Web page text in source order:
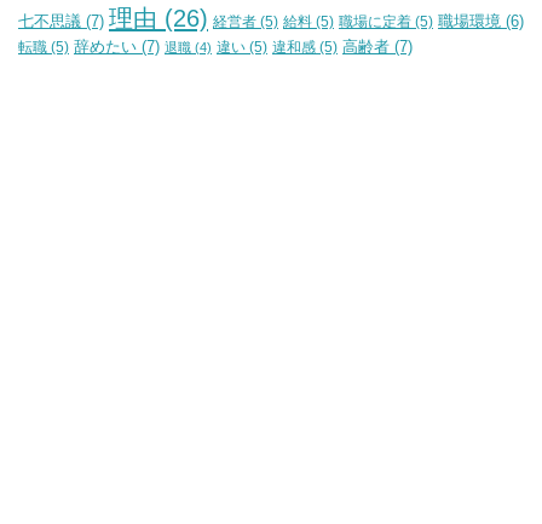
七不思議 (7) 理由 (26) 経営者 (5) 給料 (5) 職場に定着 (5) 職場環境 (6)
転職 (5) 辞めたい (7) 退職 (4) 違い (5) 違和感 (5) 高齢者 (7)